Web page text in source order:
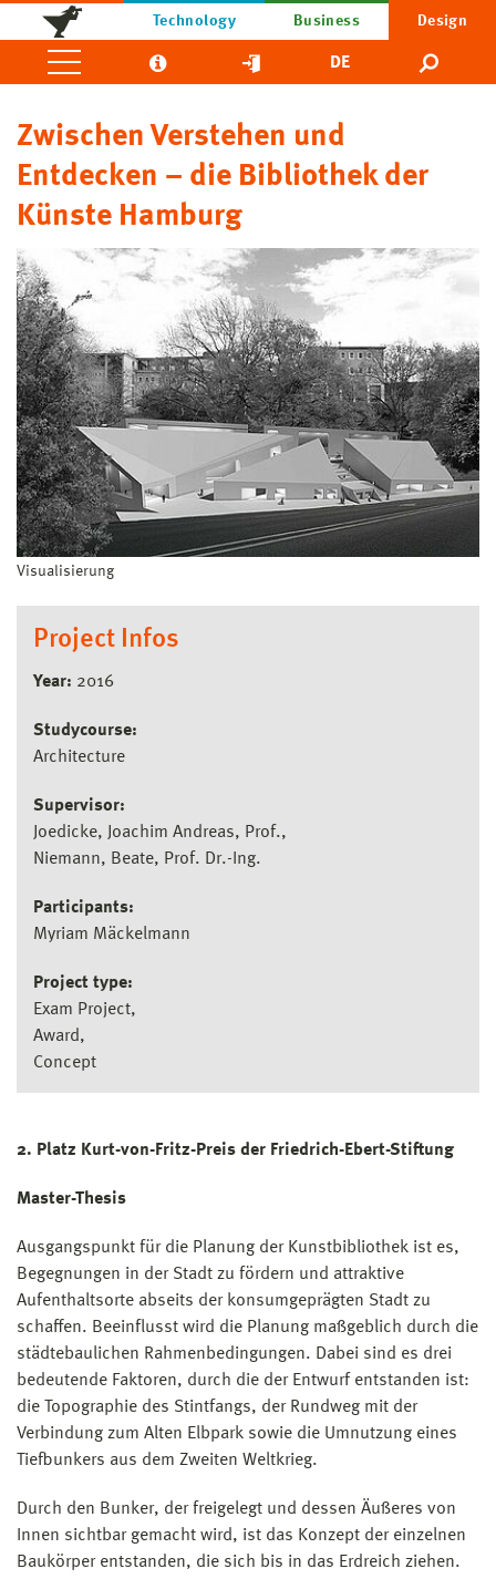
Technology Business Design
DE
Zwischen Verstehen und
Entdecken – die Bibliothek der
Künste Hamburg
Visualisierung
Project Infos
Year: 2016
Studycourse:
Architecture
Supervisor:
Joedicke, Joachim Andreas, Prof.
Niemann, Beate, Prof. Dr.-Ing.
Participants:
Myriam Mäckelmann
Project type:
Exam Project
Award
Concept
2. Platz Kurt-von-Fritz-Preis der Friedrich-Ebert-Stiftung
Master-Thesis
Ausgangspunkt für die Planung der Kunstbibliothek ist es,
Begegnungen in der Stadt zu fördern und attraktive
Aufenthaltsorte abseits der konsumgeprägten Stadt zu
schaffen. Beeinflusst wird die Planung maßgeblich durch die
städtebaulichen Rahmenbedingungen. Dabei sind es drei
bedeutende Faktoren, durch die der Entwurf entstanden ist:
die Topographie des Stintfangs, der Rundweg mit der
Verbindung zum Alten Elbpark sowie die Umnutzung eines
Tiefbunkers aus dem Zweiten Weltkrieg.
Durch den Bunker, der freigelegt und dessen Äußeres von
Innen sichtbar gemacht wird, ist das Konzept der einzelnen
Baukörper entstanden, die sich bis in das Erdreich ziehen.